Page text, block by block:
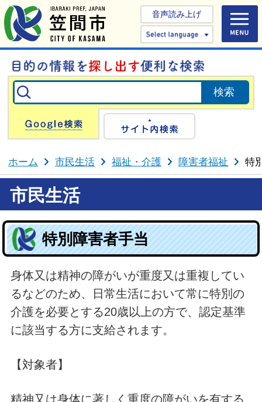
音声読み上げ
Select
Google検索
ホーム 市民生活 福祉・介護 障害者福祉 特
市民生活
特別障害者手当
身体又は精神の障がいが重度又は重複してい
るなどのため、日常生活において常に特別の
介護を必要とする20歳以上の方で、認定基準
に該当する方に支給されます。
【対象者】
精神又は身体に著しく重度の障がいを有する